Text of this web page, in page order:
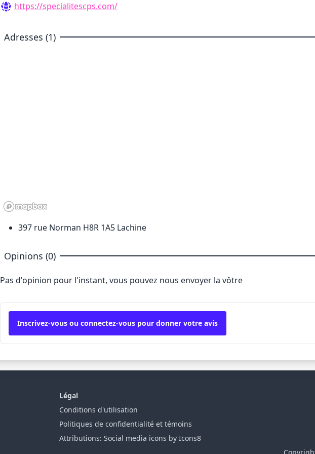
https://specialitescps.com/
Adresses (1)
397 rue Norman H8R 1A5 Lachine
Opinions (0)
Pas d'opinion pour l'instant, vous pouvez nous envoyer la vôtre
Inscrivez-vous ou connectez-vous pour donner votre avis
Légal
Conditions d'utilisation
Politiques de confidentialité et témoins
Attributions: Social media icons by Icons8